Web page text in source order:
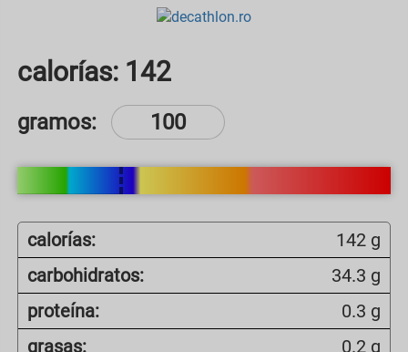
calorías: 142
gramos:
calorías:
142 g
carbohidratos:
34.3 g
proteína:
0.3 g
grasas:
0.2 g